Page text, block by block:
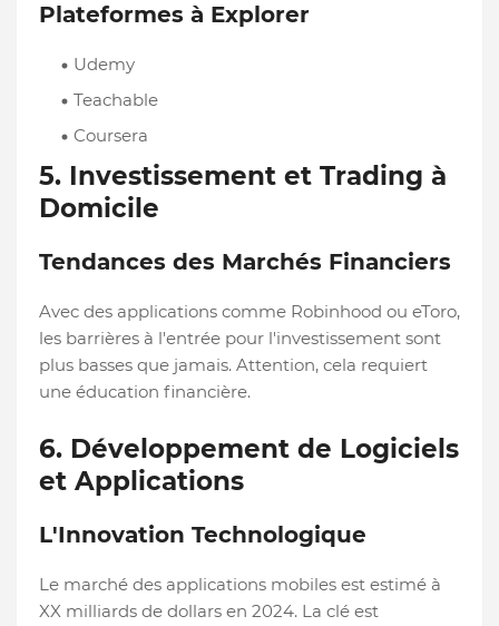
Plateformes à Explorer
Udemy
Teachable
Coursera
5. Investissement et Trading à
Domicile
Tendances des Marchés Financiers
Avec des applications comme Robinhood ou eToro,
les barrières à l'entrée pour l'investissement sont
plus basses que jamais. Attention, cela requiert
une éducation financière.
6. Développement de Logiciels
et Applications
L'Innovation Technologique
Le marché des applications mobiles est estimé à
XX milliards de dollars en 2024. La clé est